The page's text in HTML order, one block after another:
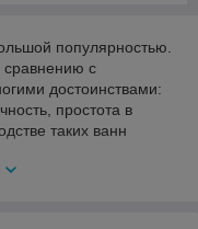
популярностью.
сравнению с
достоинствами:
простота в
таких ванн
температур,